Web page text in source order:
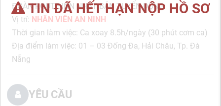
TIN ĐÃ HẾT HẠN NỘP HỒ SƠ
ĐOÀN ROUTE INN NHẬT BẢN TUYỂN DỤNG
Vị trí: NHÂN VIÊN AN NINH
Thời gian làm việc: Ca xoay 8.5h/ngày (30 phút cơm ca)
Địa điểm làm việc: 01 – 03 Đống Đa, Hải Châu, Tp. Đà
Nẵng
YÊU CẦU